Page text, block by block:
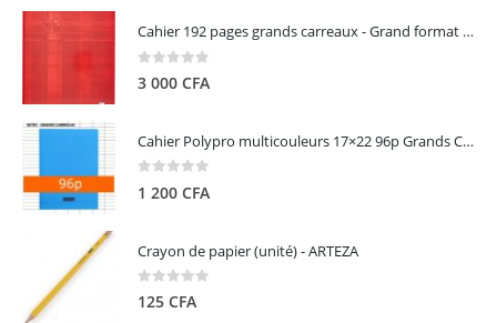
000 CFA.
000 CFA.
Cahier 192 pages grands carreaux - Grand format - Brochure dos toilé - 24x32 cm - Papier blanc 90 g - Couverture carte pelliculée couleur aléatoire - Clairefontaine
3 000 CFA
Cahier Polypro multicouleurs 17×22 96p Grands Carreaux Séyès 90g - CALLIGRAPHE
1 200 CFA
Crayon de papier (unité) - ARTEZA
0 out of 5
125 CFA